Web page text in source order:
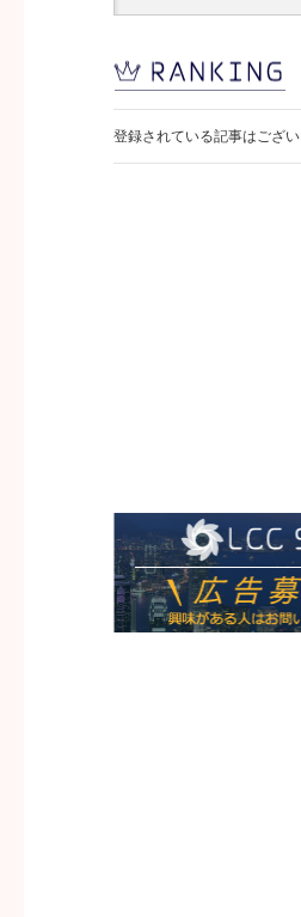
登録されている記事はござい